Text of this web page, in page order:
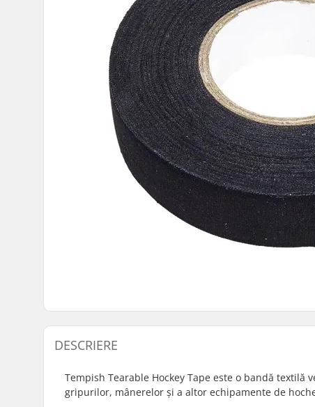
DESCRIERE
Tempish Tearable Hockey Tape este o bandă
gripurilor, mânerelor și a altor echipamente de